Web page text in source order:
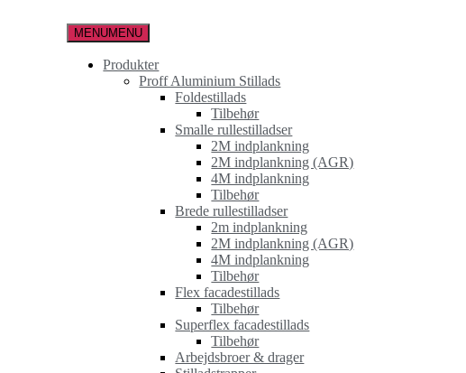
MENUMENU
Produkter
Proff Aluminium Stillads
Foldestillads
Tilbehør
Smalle rullestilladser
2M indplankning
2M indplankning (AGR)
4M indplankning
Tilbehør
Brede rullestilladser
2m indplankning
2M indplankning (AGR)
4M indplankning
Tilbehør
Flex facadestillads
Tilbehør
Superflex facadestillads
Tilbehør
Arbejdsbroer & drager